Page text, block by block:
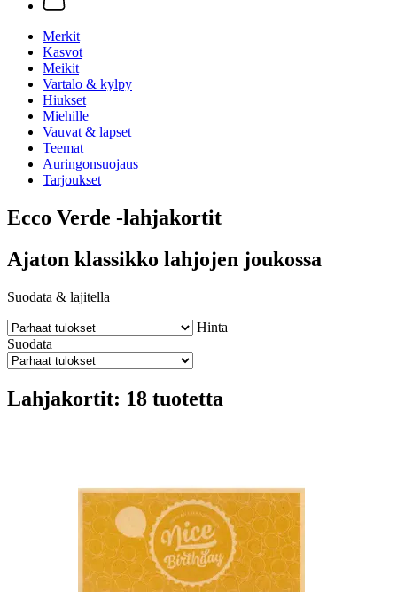
Merkit
Kasvot
Meikit
Vartalo & kylpy
Hiukset
Miehille
Vauvat & lapset
Teemat
Auringonsuojaus
Tarjoukset
Ecco Verde -lahjakortit
Ajaton klassikko lahjojen joukossa
Suodata & lajitella
Hinta
Suodata
Lahjakortit: 18 tuotetta